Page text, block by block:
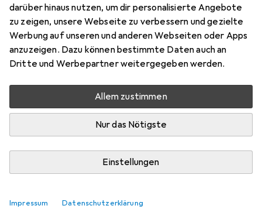
darüber hinaus nutzen, um dir personalisierte Angebote
zu zeigen, unsere Webseite zu verbessern und gezielte
Werbung auf unseren und anderen Webseiten oder Apps
anzuzeigen. Dazu können bestimmte Daten auch an
Dritte und Werbepartner weitergegeben werden.
Allem zustimmen
Nur das Nötigste
Einstellungen
Impressum Datenschutzerklärung